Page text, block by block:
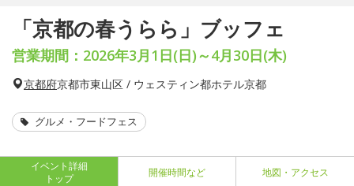
「京都の春うらら」ブッフェ
営業期間：2026年3月1日(日)～4月30日(木)
京都府京都市東山区 / ウェスティン都ホテル京都
グルメ・フードフェス
イベント詳細
トップ
開催時間など 地図・アクセス